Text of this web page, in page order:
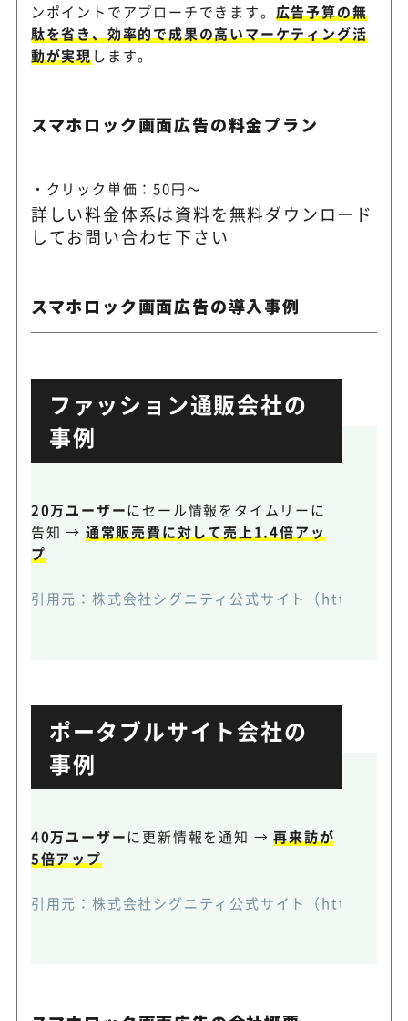
ンポイントでアプローチできます。 広告予算の無
駄を省き、効率的で成果の高いマーケティング活
動が実現 します。
スマホロック画面広告の料金プラン
クリック単価：50円～
詳しい料金体系は資料を無料ダウンロード
してお問い合わせ下さい
スマホロック画面広告の導入事例
ファッション通販会社の
事例
20万ユーザーにセール情報をタイムリーに
告知 → 通常販売費に対して売上1.4倍アッ
プ
引用元：株式会社シグニティ公式サイト（https://
ポータブルサイト会社の
事例
40万ユーザーに更新情報を通知 →再来訪が
5倍アップ
引用元：株式会社シグニティ公式サイト（https://